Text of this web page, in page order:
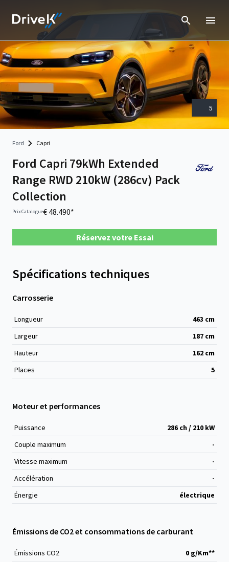
5
Ford Capri
Ford Capri 79kWh Extended
Range RWD 210kW (286cv) Pack
Collection
Prix Catalogue€ 48.490*
Réservez votre Essai
Spécifications techniques
Carrosserie
Longueur 463 cm
Largeur
187 cm
Hauteur
162 cm
Places
5
Moteur et performances
Puissance
286 ch / 210 kW
Couple maximum
-
Vitesse maximum
-
Accélération
-
Énergie
électrique
Émissions de CO2 et consommations de carburant
Émissions CO2
0 g/Km**